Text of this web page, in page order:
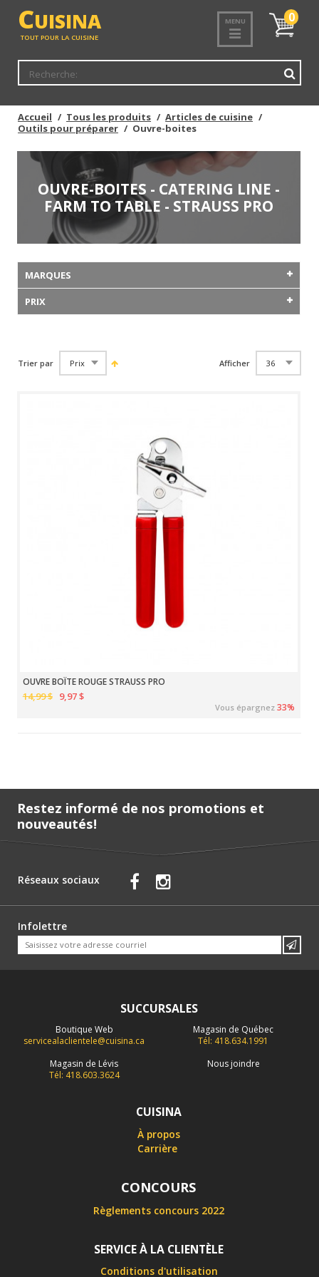
CUISINA
TOUT POUR LA CUISINE
MENU
Mon
panier
0
Accueil Tous les produits
Articles de cuisine
Outils pour préparer
Ouvre-boites
OUVRE-BOITES - CATERING LINE -
FARM TO TABLE - STRAUSS PRO
MARQUES
PRIX
Trier par Afficher
OUVRE BOÎTE ROUGE STRAUSS PRO
14,99 $ 9,97 $
Vous épargnez33%
Restez informé de nos promotions et
nouveautés!
Réseaux sociaux
Infolettre
SUCCURSALES
Boutique Web
servicealaclientele@cuisina.ca
Magasin de Québec
Tél: 418.634.1991
Magasin de Lévis
Tél: 418.603.3624
Nous joindre
CUISINA
À propos
Carrière
CONCOURS
Règlements concours 2022
SERVICE À LA CLIENTÈLE
Conditions d'utilisation